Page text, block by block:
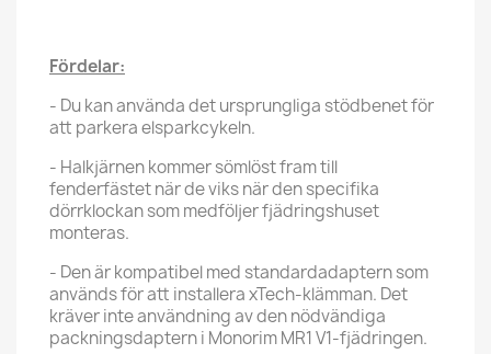
Fördelar:
- Du kan använda det ursprungliga stödbenet för
att parkera elsparkcykeln.
- Halkjärnen kommer sömlöst fram till
fenderfästet när de viks när den specifika
dörrklockan som medföljer fjädringshuset
monteras.
- Den är kompatibel med standardadaptern som
används för att installera xTech-klämman. Det
kräver inte användning av den nödvändiga
packningsdaptern i Monorim MR1 V1-fjädringen.